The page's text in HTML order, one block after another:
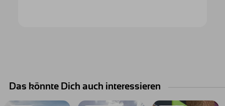
Das könnte Dich auch interessieren